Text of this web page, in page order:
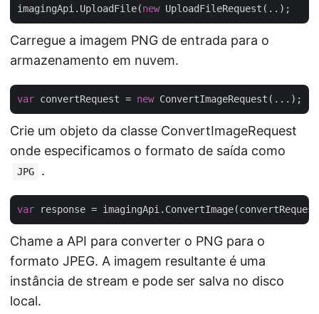
imagingApi.UploadFile(new
Carregue a imagem PNG de entrada para o
armazenamento em nuvem.
var convertRequest = new
Crie um objeto da classe ConvertImageRequest
onde especificamos o formato de saída como
JPG .
var
Chame a API para converter o PNG para o
formato JPEG. A imagem resultante é uma
instância de stream e pode ser salva no disco
local.